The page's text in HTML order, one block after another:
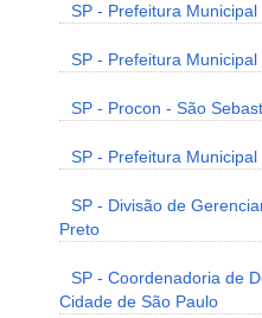
SP - Prefeitura
SP - Prefeitura
SP - Procon - São
SP - Prefeitura
SP - Divisão de
Preto
SP - Coordenadoria de
Cidade de São Paulo